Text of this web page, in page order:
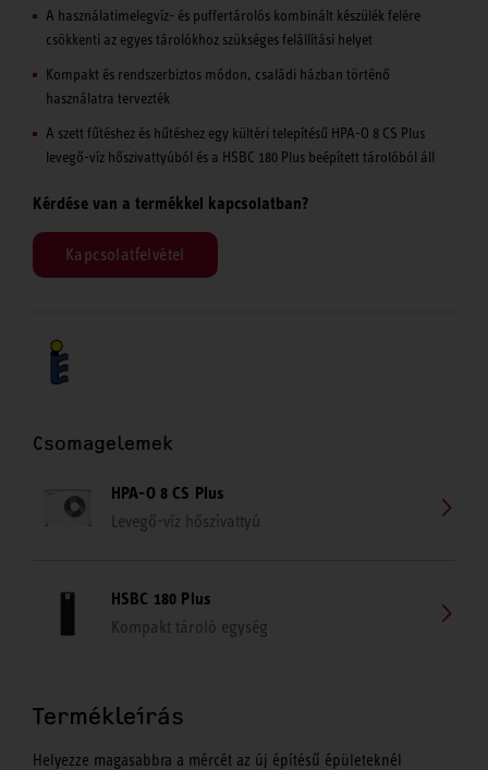
A használatimelegvíz- és puffertárolós kombinált készülék felére
csökkenti az egyes tárolókhoz szükséges felállítási helyet
Kompakt és rendszerbiztos módon, családi házban történő
használatra tervezték
A szett fűtéshez és hűtéshez egy kültéri telepítésű HPA-O 8 CS Plus
levegő-víz hőszivattyúból és a HSBC 180 Plus beépített tárolóból áll
Kérdése van a termékkel kapcsolatban?
Kapcsolatfelvétel
Csomagelemek
HPA-O 8 CS Plus
Levegő-víz hőszivattyú
HSBC 180 Plus
Kompakt tároló egység
Termékleírás
Helyezze magasabbra a mércét az új építésű épületeknél